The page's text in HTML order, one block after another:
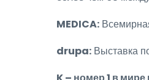
MEDICA:
drupa: Выставка